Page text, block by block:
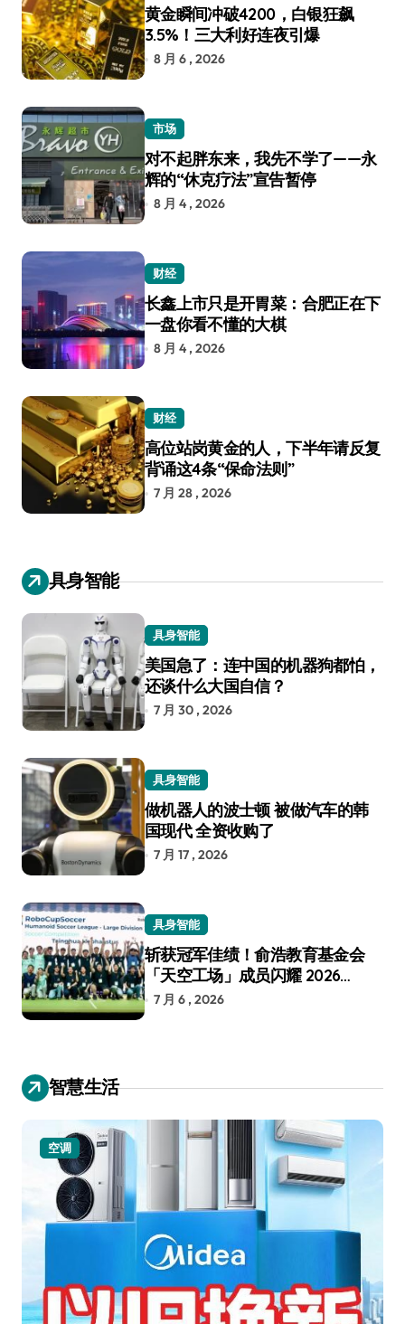
黄金瞬间冲破4200，白银狂飙
3.5%！三大利好连夜引爆
8 月 6 , 2026
市场
对不起胖东来，我先不学了——永
辉的“休克疗法”宣告暂停
8 月 4 , 2026
财经
长鑫上市只是开胃菜：合肥正在下
一盘你看不懂的大棋
8 月 4 , 2026
财经
高位站岗黄金的人，下半年请反复
背诵这4条“保命法则”
7 月 28 , 2026
具身智能
具身智能
美国急了：连中国的机器狗都怕，
还谈什么大国自信？
7 月 30 , 2026
具身智能
做机器人的波士顿 被做汽车的韩
国现代 全资收购了
7 月 17 , 2026
具身智能
斩获冠军佳绩！俞浩教育基金会
「天空工场」成员闪耀 2026
RoboCup 机器人世界杯
7 月 6 , 2026
智慧生活
空调